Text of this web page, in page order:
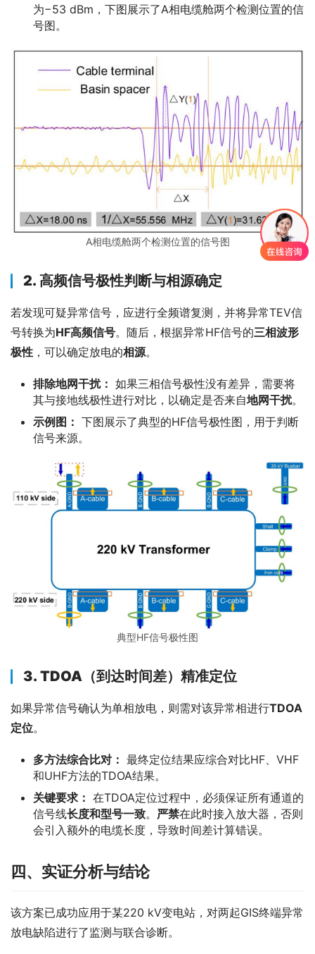
为−53 dBm，下图展示了A相电缆舱两个检测位置的信
号图。
A相电缆舱两个检测位置的信号图
2. 高频信号极性判断与相源确定
若发现可疑异常信号，应进行全频谱复测，并将异常TEV信
号转换为HF高频信号。随后，根据异常HF信号的三相波形
极性 ，可以确定放电的相源。
排除地网干扰： 如果三相信号极性没有差异，需要将
其与接地线极性进行对比，以确定是否来自地网干扰。
示例图： 下图展示了典型的HF信号极性图，用于判断
信号来源。
典型HF信号极性图
3. TDOA（到达时间差）精准定位
如果异常信号确认为单相放电，则需对该异常相进行TDOA
定位。
多方法综合比对： 最终定位结果应综合对比HF、VHF
和UHF方法的TDOA结果。
关键要求： 在TDOA定位过程中，必须保证所有通道的
信号线长度和型号一致。 严禁在此时接入放大器，否则
会引入额外的电缆长度，导致时间差计算错误。
四、实证分析与结论
该方案已成功应用于某220 kV变电站，对两起GIS终端异常
放电缺陷进行了监测与联合诊断。